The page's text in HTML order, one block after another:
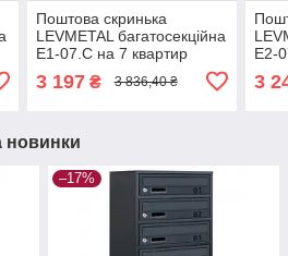
Поштова скринька
LEVMETAL багатосекційна
Е1-07.C на 7 квартир
3 197₴ 3 836,40 ₴
Е2-
3
новинки
–17%